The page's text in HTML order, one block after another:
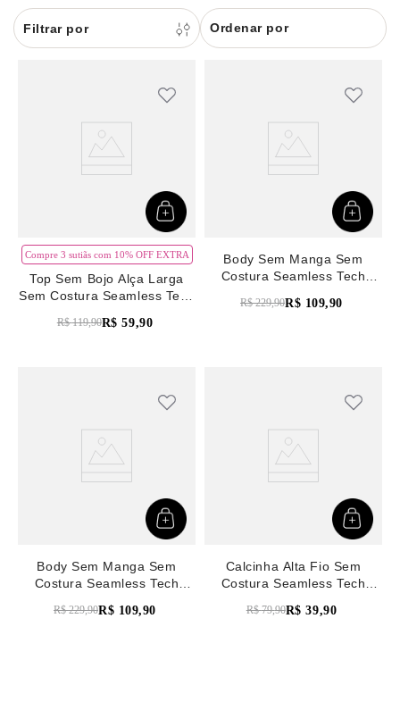
Ordenar por
Compre 3 sutiãs com 10% OFF EXTRA
Top Sem Bojo Alça Larga
Sem Costura Seamless Tech
R$ 119,90R$ 59,90
Body Sem Manga Sem
Costura Seamless Tech
R$ 229,90R$ 109,90
Body Sem Manga Sem
Costura Seamless Tech
R$ 229,90R$ 109,90
Calcinha Alta Fio Sem
Costura Seamless Tech
R$ 79,90R$ 39,90
8
9 sutiã renda